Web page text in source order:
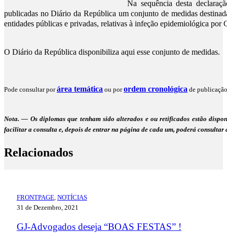
Na sequência desta
publicadas no Diário da República um conjunto de medidas
entidades públicas e privadas, relativas à infeção epidemiológica
O Diário da República disponibiliza aqui esse conjunto de medidas.
Pode consultar porárea temática ou porordem cronológica de
Nota. — Os diplomas que tenham sido alterados e ou retificados estão
facilitar a consulta e, depois de entrar na página de cada um, poderá
Relacionados
FRONTPAGE, NOTÍCIAS
31 de Dezembro, 2021
GJ-Advogados deseja “BOAS FESTAS” !